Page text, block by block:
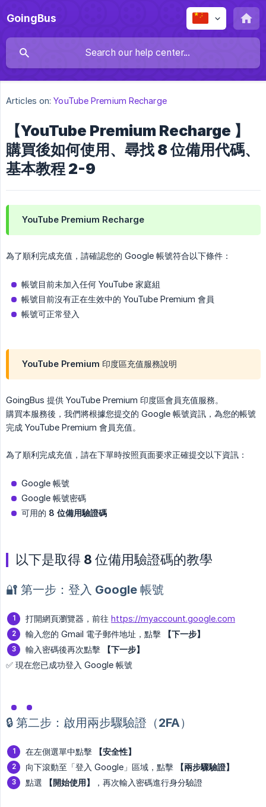
GoingBus
Articles on: YouTube Premium Recharge
【YouTube Premium Recharge 】
購買後如何使用、尋找 8 位備用代碼、
基本教程 2-9
YouTube Premium Recharge
為了順利完成充值，請確認您的 Google 帳號符合以下條件：
帳號目前未加入任何 YouTube 家庭組
帳號目前沒有正在生效中的 YouTube Premium 會員
帳號可正常登入
YouTube Premium 印度區充值服務說明
GoingBus 提供 YouTube Premium 印度區會員充值服務。
購買本服務後，我們將根據您提交的 Google 帳號資訊，為您的帳號
完成 YouTube Premium 會員充值。
為了順利完成充值，請在下單時按照頁面要求正確提交以下資訊：
Google 帳號
Google 帳號密碼
可用的 8 位備用驗證碼
以下是取得 8 位備用驗證碼的教學
🔐 第一步：登入 Google 帳號
打開網頁瀏覽器，前往 https://myaccount.google.com
輸入您的 Gmail 電子郵件地址，點擊
【下一步】
輸入密碼後再次點擊
【下一步】
✅ 現在您已成功登入 Google 帳號
🔒 第二步：啟用兩步驟驗證（2FA）
在左側選單中點擊
【安全性】
向下滾動至「登入 Google」區域，點擊
【兩步驟驗證】
點選
【開始使用】 ，再次輸入密碼進行身分驗證